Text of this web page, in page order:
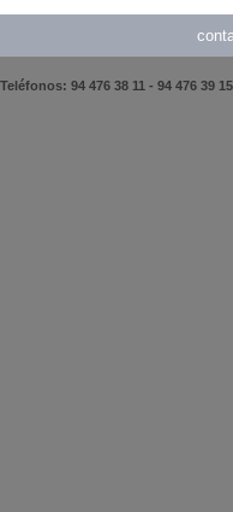
94 476 38 11 - 94 476 39 15